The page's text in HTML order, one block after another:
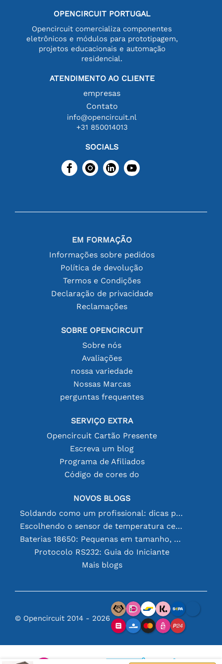
OPENCIRCUIT PORTUGAL
Opencircuit comercializa componentes
eletrônicos e módulos para prototipagem,
projetos educacionais e automação
residencial.
ATENDIMENTO AO CLIENTE
empresas
Contato
info@opencircuit.nl
+31 850014013
SOCIALS
EM FORMAÇÃO
Informações sobre pedidos
Política de devolução
Termos e Condições
Declaração de privacidade
Reclamações
SOBRE OPENCIRCUIT
Sobre nós
Avaliações
nossa variedade
Nossas Marcas
perguntas frequentes
SERVIÇO EXTRA
Opencircuit Cartão Presente
Escreva um blog
Programa de Afiliados
Código de cores do
NOVOS BLOGS
Soldando como um profissional: dicas para conexões eletrônicas perfeitas
Escolhendo o sensor de temperatura certo [youtube]
Baterias 18650: Pequenas em tamanho, grandes em desempenho
Protocolo RS232: Guia do Iniciante
Mais blogs
© Opencircuit 2014 - 2026